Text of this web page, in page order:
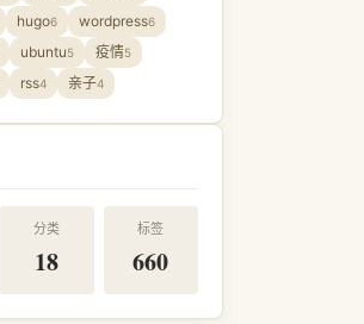
hugo6 wordpress6
ubuntu5 疫情5
rss4 亲子4
分类
18
标签
660